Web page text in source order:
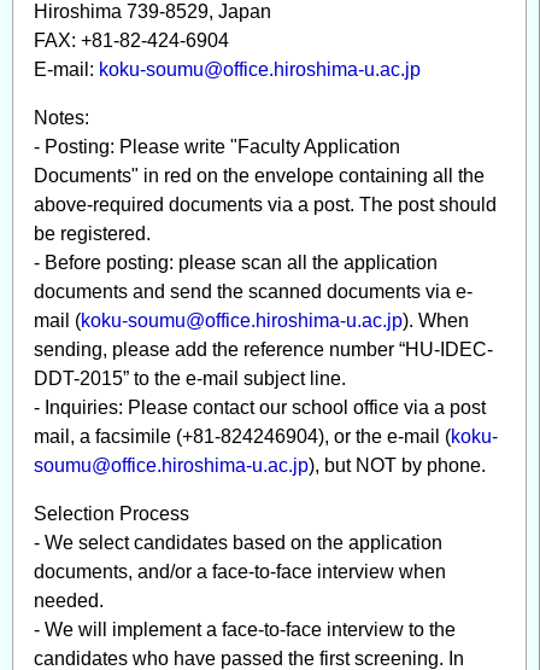
Hiroshima 739-8529, Japan
FAX: +81-82-424-6904
E-mail: koku-soumu@office.hiroshima-u.ac.jp
Notes:
- Posting: Please write "Faculty Application
Documents" in red on the envelope containing all the
above-required documents via a post. The post should
be registered.
- Before posting: please scan all the application
documents and send the scanned documents via e-
mail (koku-soumu@office.hiroshima-u.ac.jp). When
sending, please add the reference number “HU-IDEC-
DDT-2015” to the e-mail subject line.
- Inquiries: Please contact our school office via a post
mail, a facsimile (+81-824246904), or the e-mail (koku-
soumu@office.hiroshima-u.ac.jp), but NOT by phone.
Selection Process
- We select candidates based on the application
documents, and/or a face-to-face interview when
needed.
- We will implement a face-to-face interview to the
candidates who have passed the first screening. In